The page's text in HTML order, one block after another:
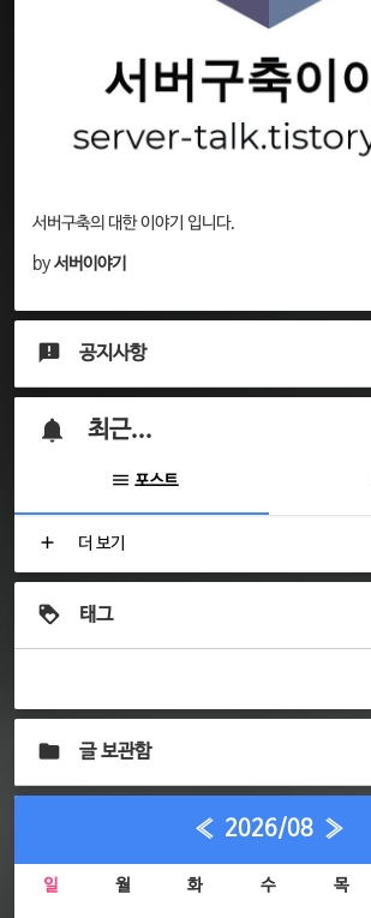
서버구축의 대한 이야기 입니다.
by서버이야기
공지사항
최근...
포스트
더 보기
태그
글 보관함
« 2026/08 »
일 월 화 수 목